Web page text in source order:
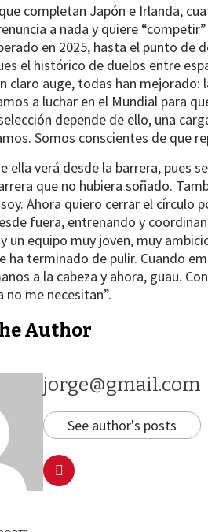
completan Japón e Irlanda,
a nada y quiere
en 2025, hasta el punto de
el histórico de duelos entre
claro auge, todas han mejorado:
a luchar en el Mundial para
depende de ello, una
Somos conscientes de que
ella verá desde la barrera, pues
que no hubiera soñado.
Ahora quiero cerrar el círculo
fuera, entrenando y
un equipo muy joven, muy
ha terminado de pulir. Cuando
a la cabeza y ahora, guau.
no me necesitan”.
Author
jorge@gmail.com
See author's posts